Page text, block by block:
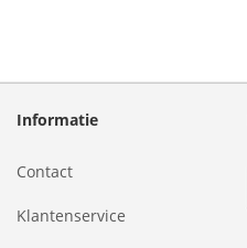
Informatie
Contact
Klantenservice